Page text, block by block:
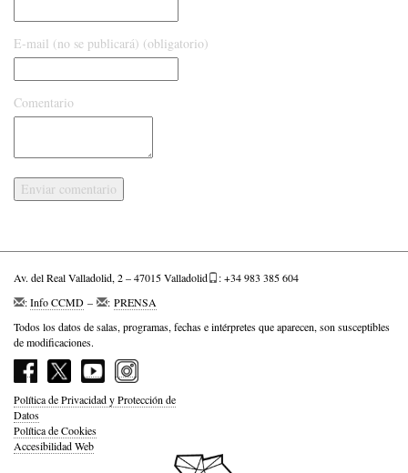
E-mail (no se publicará) (obligatorio)
Comentario
Av. del Real Valladolid, 2 – 47015 Valladolid
: +34 983 385 604
:Info CCMD – : PRENSA
Todos los datos de salas, programas, fechas e intérpretes que aparecen, son susceptibles
de modificaciones.
Política de Privacidad y Protección de
Datos
Política de Cookies
Accesibilidad Web